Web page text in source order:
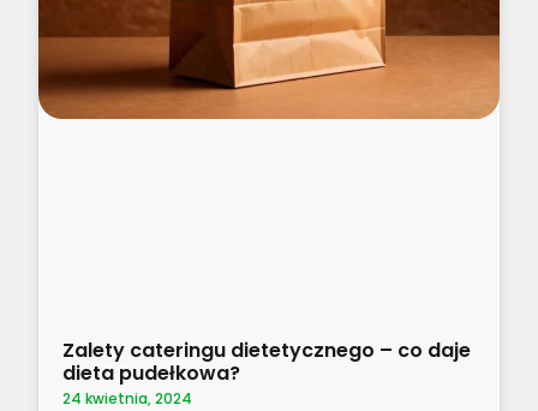
Zalety cateringu dietetycznego – co daje
dieta pudełkowa?
24 kwietnia, 2024